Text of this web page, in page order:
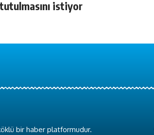
istiyor
bir haber platformudur.